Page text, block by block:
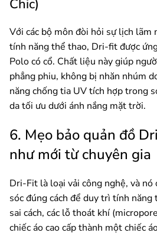
Chic)
Với các bộ môn đòi hỏi sự lịch lãm
tính năng thể thao, Dri-fit được
Polo có cổ. Chất liệu này giúp
phẳng phiu, không bị nhăn nhúm
năng chống tia UV tích hợp trong
da tối ưu dưới ánh nắng mặt trời.
6. Mẹo bảo quản đồ
như mới từ chuyên gia
Dri-Fit là loại vải công nghệ, và nó
sóc đúng cách để duy trì tính
sai cách, các lỗ thoát khí
chiếc áo cao cấp thành một chiếc